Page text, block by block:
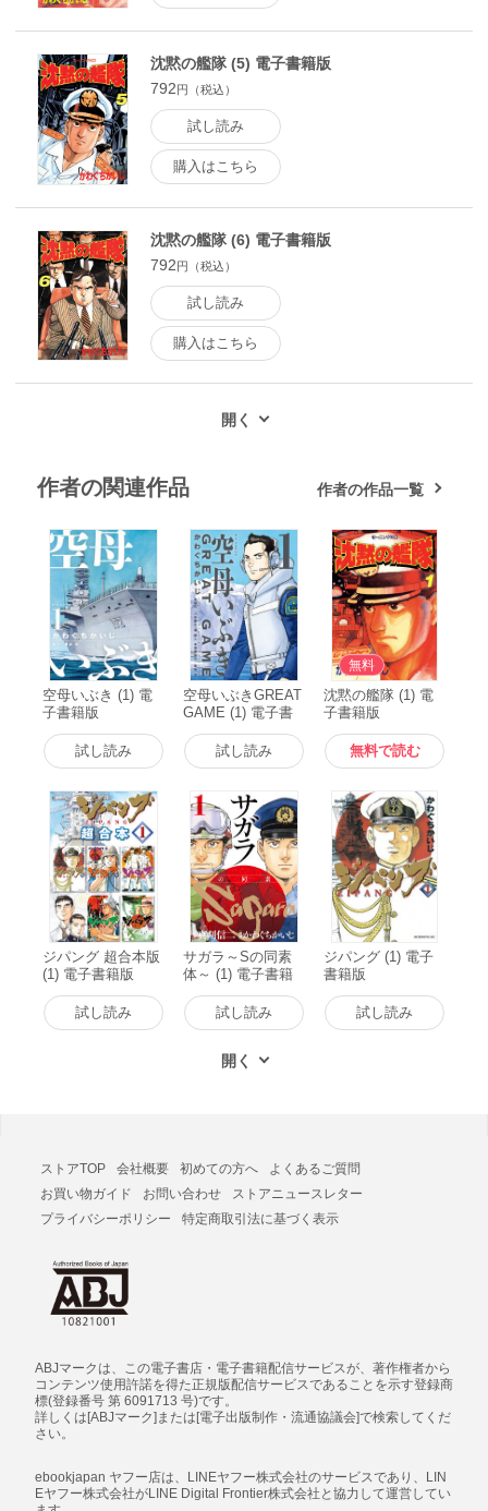
沈黙の艦隊 (5) 電子書籍版
792円（税込）
試し読み
購入はこちら
沈黙の艦隊 (6) 電子書籍版
792円（税込）
試し読み
購入はこちら
作者の関連作品 作者の作品一覧
空母いぶき (1) 電
子書籍版
試し読み
空母いぶきGREAT
GAME (1) 電子書
籍版
試し読み
無料
沈黙の艦隊 (1) 電
子書籍版
無料で読む
ジパング 超合本版
(1) 電子書籍版
試し読み
サガラ～Sの同素
体～ (1) 電子書籍
試し読み
ジパング (1) 電子
書籍版
試し読み
ストアTOP 会社概要 初めての方へ
よくあるご質問
お買い物ガイド
お問い合わせ
ストアニュースレター
プライバシーポリシー
特定商取引法に基づく表示
ABJマークは、この電子書店・電子書籍配信サービスが、著作権者から
コンテンツ使用許諾を得た正規版配信サービスであることを示す登録商
標(登録番号 第 6091713 号)です。
詳しくは[ABJマーク]または[電子出版制作・流通協議会]で検索してくだ
さい。
ebookjapan ヤフー店は、LINEヤフー株式会社のサービスであり、LIN
Eヤフー株式会社がLINE Digital Frontier株式会社と協力して運営してい